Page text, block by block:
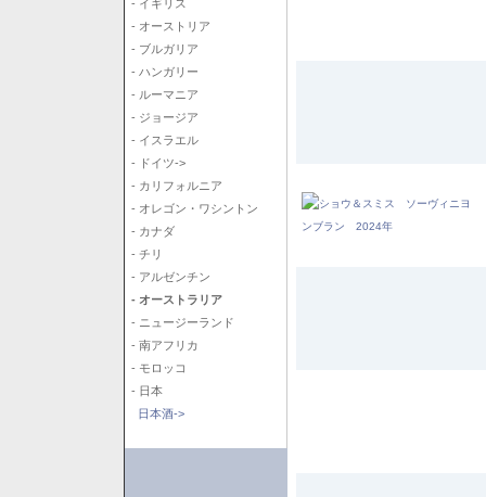
- イギリス
- オーストリア
- ブルガリア
- ハンガリー
- ルーマニア
- ジョージア
- イスラエル
- ドイツ->
- カリフォルニア
- オレゴン・ワシントン
- カナダ
- チリ
- アルゼンチン
- オーストラリア
- ニュージーランド
- 南アフリカ
- モロッコ
- 日本
日本酒->